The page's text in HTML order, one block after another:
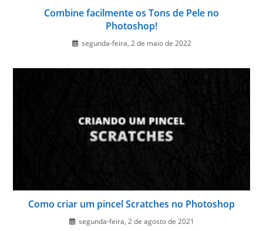
Combine facilmente os Tons de Pele no
Photoshop!
segunda-feira, 2 de maio de 2022
Como criar um pincel Scratches no Photoshop
segunda-feira, 2 de agosto de 2021